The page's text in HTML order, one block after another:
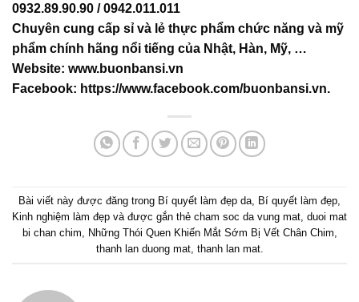
0932.89.90.90 / 0942.011.011
Chuyên cung cấp sỉ và lẻ thực phẩm chức năng và mỹ
phẩm chính hãng nổi tiếng của Nhật, Hàn, Mỹ, …
Website: www.buonbansi.vn
Facebook: https://www.facebook.com/buonbansi.vn.
Bài viết này được đăng trong Bí quyết làm đẹp da Bí quyết làm đẹp
Kinh nghiệm làm đẹp và được gắn thẻ cham soc da vung mat duoi mat
bi chan chim
Những Thói Quen Khiến Mắt Sớm Bị Vết Chân Chim
thanh lan duong mat, thanh lan mat.